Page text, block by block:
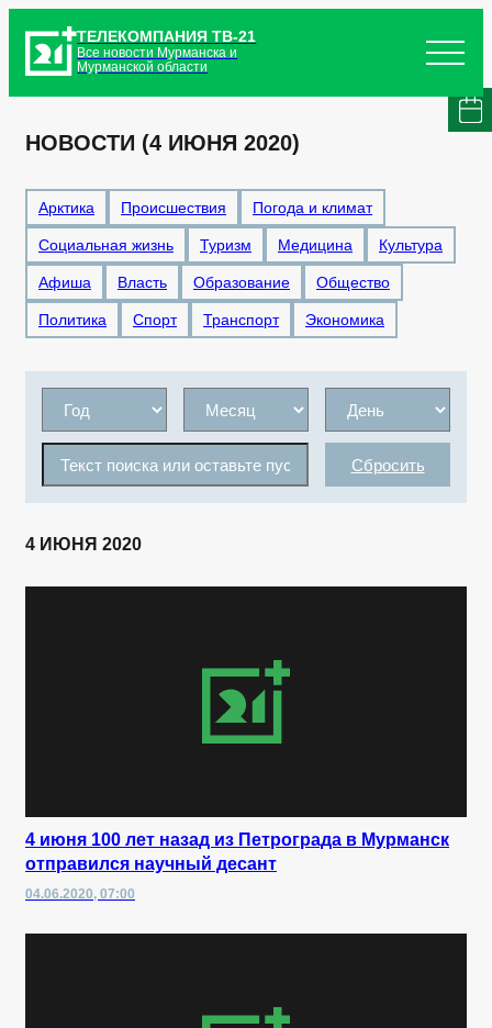
ТЕЛЕКОМПАНИЯ ТВ-21
Все новости Мурманска и
Мурманской области
НОВОСТИ (4 ИЮНЯ 2020)
Арктика Происшествия Погода и климат
Социальная жизнь Туризм Медицина Культура
Афиша Власть Образование Общество
Политика Спорт Транспорт Экономика
Сбросить
4 ИЮНЯ 2020
4 июня 100 лет назад из Петрограда в Мурманск
отправился научный десант
04.06.2020, 07:00